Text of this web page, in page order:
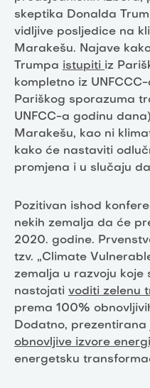
skeptika Donalda
vidljive posljedice na
Marakešu. Najave
Trumpa istupiti iz
kompletno iz
Pariškog sporazuma
UNFCC-a godinu
Marakešu, kao ni
kako će nastaviti
promjena i u slučaju
Pozitivan ishod
nekih zemalja da će
2020. godine.
tzv. „Climate
zemalja u razvoju koje
nastojati voditi zelenu
prema 100%
Dodatno, prezentirana
obnovljive izvore
energetsku